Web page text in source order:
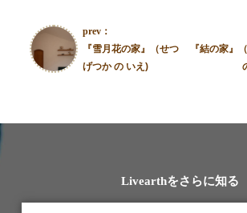
prev：
『雪月花の家』（せつ
げつか の いえ)
『結の家』
Livearthをさらに知る